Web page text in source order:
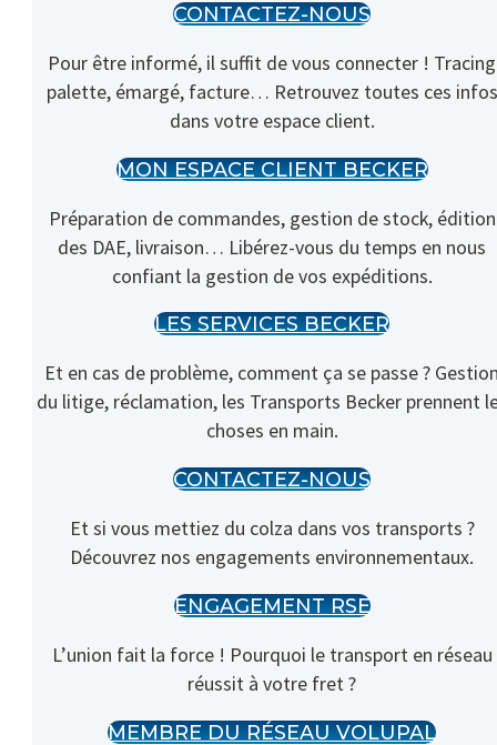
CONTACTEZ-NOUS
Pour être informé, il suffit de vous connecter ! Tracing
palette, émargé, facture… Retrouvez toutes ces infos
dans votre espace client.
MON ESPACE CLIENT BECKER
Préparation de commandes, gestion de stock, édition
des DAE, livraison… Libérez-vous du temps en nous
confiant la gestion de vos expéditions.
LES SERVICES BECKER
Et en cas de problème, comment ça se passe ?
du litige, réclamation, les Transports Becker prennent
choses en main.
CONTACTEZ-NOUS
Et si vous mettiez du colza dans vos transports ?
Découvrez nos engagements environnementaux.
ENGAGEMENT RSE
L’union fait la force ! Pourquoi le transport en réseau
réussit à votre fret ?
MEMBRE DU RÉSEAU VOLUPAL